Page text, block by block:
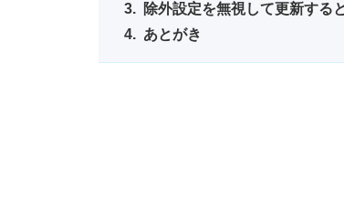
除外設定を無視して更新する
あとがき